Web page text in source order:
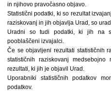
in njihovo pravočasno objavo.
Statistični podatki, ki so rezultat
raziskovanj in jih objavlja Urad, so
Uradni so tudi podatki, ki jih na
pooblaščeni izvajalci.
Če se objavljeni rezultati statističnih
statističnih raziskovanj
rezultati, ki jih je objavil Urad.
Uporabniki statističnih podatkov
podatkov.